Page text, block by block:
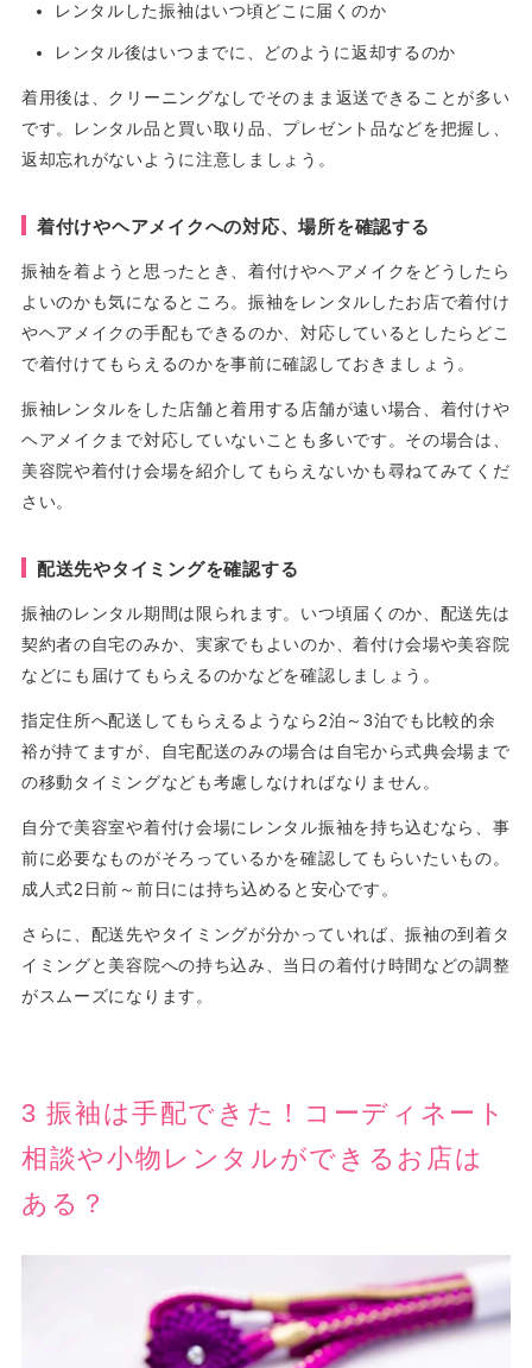
レンタルした振袖はいつ頃どこに届くのか
レンタル後はいつまでに、どのように返却するのか
着用後は、クリーニングなしでそのまま返送できることが多い
です。レンタル品と買い取り品、プレゼント品などを把握し、
返却忘れがないように注意しましょう。
着付けやヘアメイクへの対応、場所を確認する
振袖を着ようと思ったとき、着付けやヘアメイクをどうしたら
よいのかも気になるところ。振袖をレンタルしたお店で着付け
やヘアメイクの手配もできるのか、対応しているとしたらどこ
で着付けてもらえるのかを事前に確認しておきましょう。
振袖レンタルをした店舗と着用する店舗が遠い場合、着付けや
ヘアメイクまで対応していないことも多いです。その場合は、
美容院や着付け会場を紹介してもらえないかも尋ねてみてくだ
さい。
配送先やタイミングを確認する
振袖のレンタル期間は限られます。いつ頃届くのか、配送先は
契約者の自宅のみか、実家でもよいのか、着付け会場や美容院
などにも届けてもらえるのかなどを確認しましょう。
指定住所へ配送してもらえるようなら2泊～3泊でも比較的余
裕が持てますが、自宅配送のみの場合は自宅から式典会場まで
の移動タイミングなども考慮しなければなりません。
自分で美容室や着付け会場にレンタル振袖を持ち込むなら、事
前に必要なものがそろっているかを確認してもらいたいもの。
成人式2日前～前日には持ち込めると安心です。
さらに、配送先やタイミングが分かっていれば、振袖の到着タ
イミングと美容院への持ち込み、当日の着付け時間などの調整
がスムーズになります。
3 振袖は手配できた！コーディネート
相談や小物レンタルができるお店は
ある？